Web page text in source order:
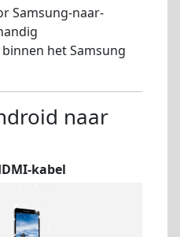
Samsung-naar-
het Samsung
naar
kabel